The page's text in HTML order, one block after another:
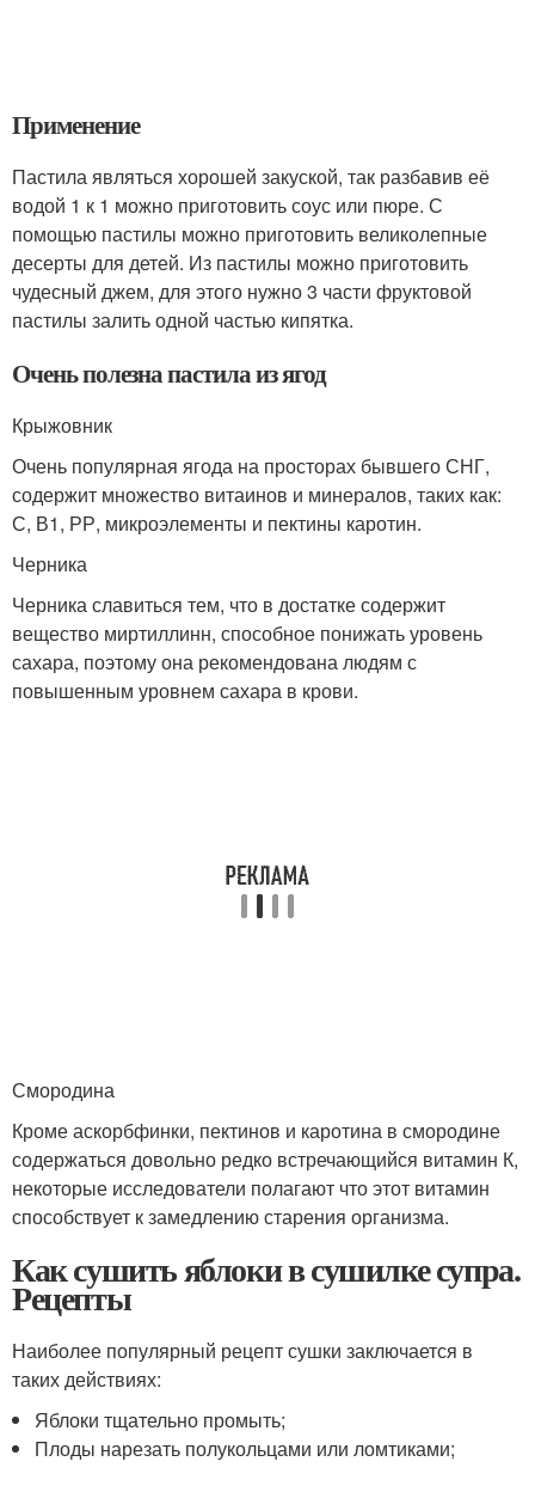
Применение
Пастила являться хорошей закуской, так разбавив её
водой 1 к 1 можно приготовить соус или пюре. С
помощью пастилы можно приготовить великолепные
десерты для детей. Из пастилы можно приготовить
чудесный джем, для этого нужно 3 части фруктовой
пастилы залить одной частью кипятка.
Очень полезна пастила из ягод
Крыжовник
Очень популярная ягода на просторах бывшего СНГ,
содержит множество витаинов и минералов, таких как:
С, В1, РР, микроэлементы и пектины каротин.
Черника
Черника славиться тем, что в достатке содержит
вещество миртиллинн, способное понижать уровень
сахара, поэтому она рекомендована людям с
повышенным уровнем сахара в крови.
Смородина
Кроме аскорбфинки, пектинов и каротина в смородине
содержаться довольно редко встречающийся витамин К,
некоторые исследователи полагают что этот витамин
способствует к замедлению старения организма.
Как сушить яблоки в сушилке супра.
Рецепты
Наиболее популярный рецепт сушки заключается в
таких действиях:
Яблоки тщательно промыть;
Плоды нарезать полукольцами или ломтиками;